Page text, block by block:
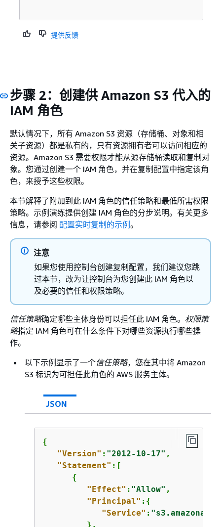
提供反馈
步骤 2：创建供 Amazon S3 代入的
IAM 角色
默认情况下，所有 Amazon S3 资源（存储桶、对象和相
关子资源）都是私有的，只有资源拥有者可以访问相应的
资源。Amazon S3 需要权限才能从源存储桶读取和复制对
象。您通过创建一个 IAM 角色，并在复制配置中指定该角
色，来授予这些权限。
本节解释了附加到此 IAM 角色的信任策略和最低所需权限
策略。示例演练提供创建 IAM 角色的分步说明。有关更多
信息，请参阅 配置实时复制的示例 。
注意
如果您使用控制台创建复制配置，我们建议您跳
过本节，改为让控制台为您创建此 IAM 角色以
及必要的信任和权限策略。
信任策略确定哪些主体身份可以担任此 IAM 角色。 权限策
略指定 IAM 角色可在什么条件下对哪些资源执行哪些操
作。
以下示例显示了一个信任策略，您在其中将 Amazon
S3 标识为可担任此角色的 AWS 服务主体。
JSON
{
"Version" : "2012-10-17" ,
"Statement" :[
{
"Effect" : "Allow" ,
"Principal" : {
"Service" :
         },